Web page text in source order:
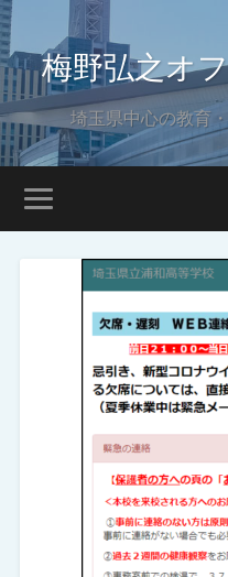
梅野弘之オ
埼玉県中心の教育